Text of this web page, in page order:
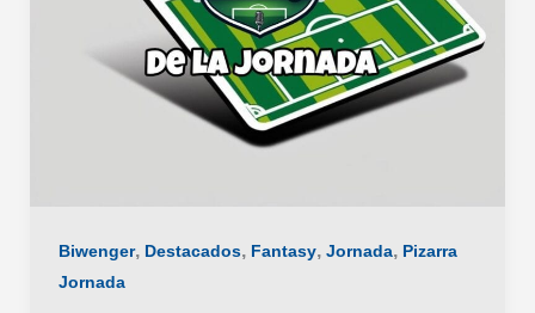
Biwenger, Destacados, Fantasy, Jornada, Pizarra
Jornada